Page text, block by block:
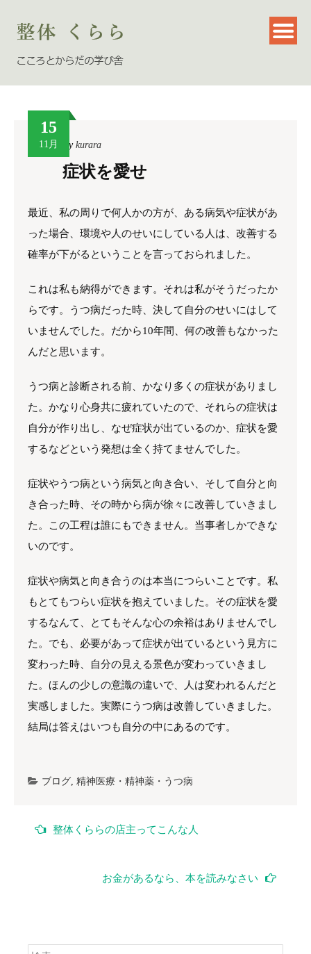
15
11月 By kurara
症状を愛せ
最近、私の周りで何人かの方が、ある病気や症状があ
った場合、環境や人のせいにしている人は、改善する
確率が下がるということを言っておられました。
これは私も納得ができます。それは私がそうだったか
らです。うつ病だった時、決して自分のせいにはして
いませんでした。だから10年間、何の改善もなかった
んだと思います。
うつ病と診断される前、かなり多くの症状がありまし
た。かなり心身共に疲れていたので、それらの症状は
自分が作り出し、なぜ症状が出ているのか、症状を愛
するなどという発想は全く持てませんでした。
症状やうつ病という病気と向き合い、そして自分と向
き合った時、その時から病が徐々に改善していきまし
た。この工程は誰にもできません。当事者しかできな
いのです。
症状や病気と向き合うのは本当につらいことです。私
もとてもつらい症状を抱えていました。その症状を愛
するなんて、とてもそんな心の余裕はありませんでし
た。でも、必要があって症状が出ているという見方に
変わった時、自分の見える景色が変わっていきまし
た。ほんの少しの意識の違いで、人は変われるんだと
実感しました。実際にうつ病は改善していきました。
結局は答えはいつも自分の中にあるのです。
ブログ, 精神医療・精神薬・うつ病
整体くららの店主ってこんな人
お金があるなら、本を読みなさい